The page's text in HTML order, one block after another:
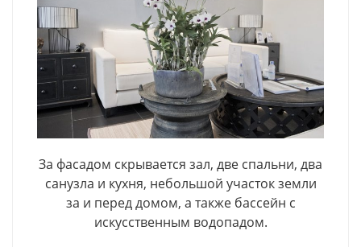
За фасадом скрывается зал, две спальни, два
санузла и кухня, небольшой участок земли
за и перед домом, а также бассейн с
искусственным водопадом.